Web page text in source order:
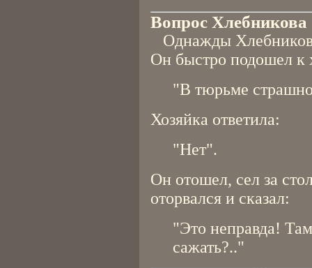
Вопрос Хлебникова
Однажды
Он быстро подошел к
"В тюрьме
Хозяйка ответила:
"Нет".
Он отошел, сел за
оторвался и сказал:
"Это неправда!
сажать?.."